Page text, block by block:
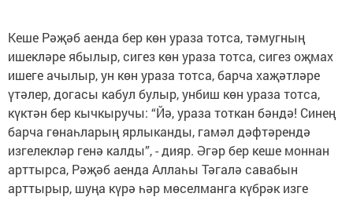
Кеше Рәҗәб аенда бер көн ураза тотса, тәмугның
ишекләре ябылыр, сигез көн ураза тотса, сигез оҗмах
ишеге ачылыр, ун көн ураза тотса, барча хаҗәтләре
үтәлер, догасы кабул булыр, унбиш көн ураза тотса,
күктән бер кычкыручы: “Йә, ураза тоткан бәндә! Синең
барча гөнаһларың ярлыканды, гамәл дәфтәрендә
изгелекләр генә калды”, - дияр. Әгәр бер кеше моннан
арттырса, Рәҗәб аенда Аллаһы Тәгалә савабын
арттырыр, шуңа күрә һәр мөселманга күбрәк изге